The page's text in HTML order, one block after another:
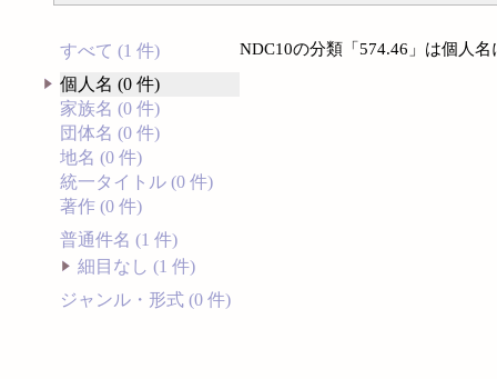
すべて (1 件)
個人名 (0 件)
家族名 (0 件)
団体名 (0 件)
地名 (0 件)
統一タイトル (0 件)
著作 (0 件)
普通件名 (1 件)
細目なし (1 件)
ジャンル・形式 (0 件)
NDC10の分類「574.46」は個人